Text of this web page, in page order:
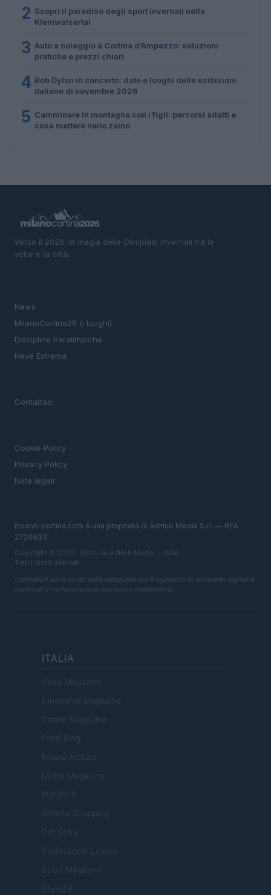
2 Scopri il paradiso degli sport invernali nella
Kleinwalsertal
3 Auto a noleggio a Cortina d’Ampezzo: soluzioni
pratiche e prezzi chiari
4 Bob Dylan in concerto: date e luoghi delle esibizioni
italiane di novembre 2026
5 Camminare in montagna con i figli: percorsi adatti e
cosa mettere nello zaino
Verso il 2026: la magia delle Olimpiadi invernali tra le
vette e la città.
News
MIlanoCortina26 (i luoghi)
Discipline Paralimpiche
Neve Estrema
Contattaci
Cookie Policy
Privacy Policy
Note legali
milano-cortina.com è una proprietà di AdHub Media S.r.l. — REA
2729933
Copyright © 2026 · Edito da AdHub Media — Italia
Tutti i diritti riservati
I contenuti sono curati dalla redazione con il supporto di strumenti digitali e
realizzati in collaborazione con autori indipendenti.
ITALIA
Casa Magazine
Cineverse Magazine
Donne Magazine
Food Blog
Milano Notizie
Motor Magazine
Notizie.it
Offerte Shopping
Pet Story
Professione Lavoro
Sport Magazine
Style24